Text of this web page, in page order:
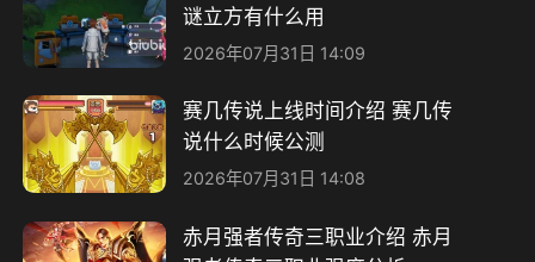
谜立方有什么用
2026年07月31日 14:09
赛几传说上线时间介绍 赛几传
说什么时候公测
2026年07月31日 14:08
赤月强者传奇三职业介绍 赤月